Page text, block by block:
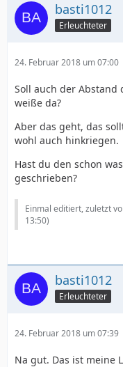
basti1012
Erleuchteter
24. Februar 2018 um 07:00
Soll auch der Abstand
weiße da?
Aber das geht, das
wohl auch hinkriegen.
Hast du den schon
geschrieben?
Einmal editiert, zuletzt
13:50)
basti1012
Erleuchteter
24. Februar 2018 um 07:39
Na gut. Das ist meine